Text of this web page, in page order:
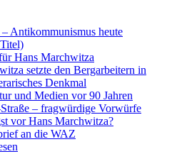
Antikommunismus heute
Hans Marchwitza
setzte den Bergarbeitern in
Denkmal
und Medien vor 90 Jahren
– fragwürdige Vorwürfe
vor Hans Marchwitza?
an die WAZ